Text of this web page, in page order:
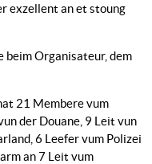
exzellent an et stoung
beim Organisateur, dem
21 Membere vum
der Douane, 9 Leit vun
6 Leefer vum Polizei
an 7 Leit vum